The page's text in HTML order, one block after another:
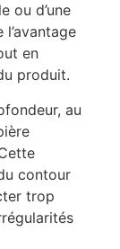
ou d’une
en
produit.
au
contour
trop